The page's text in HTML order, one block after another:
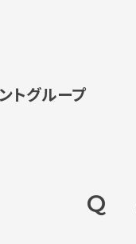
トグループ
Q